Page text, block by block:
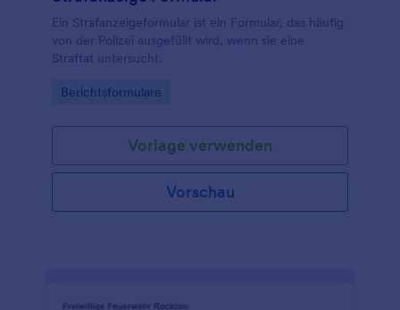
Ein Strafanzeigeformular ist ein Formular, das häufig
von der Polizei ausgefüllt wird, wenn sie eine
Straftat untersucht.
Go to Category:
Berichtsformulare
Vorlage verwenden
Vorschau